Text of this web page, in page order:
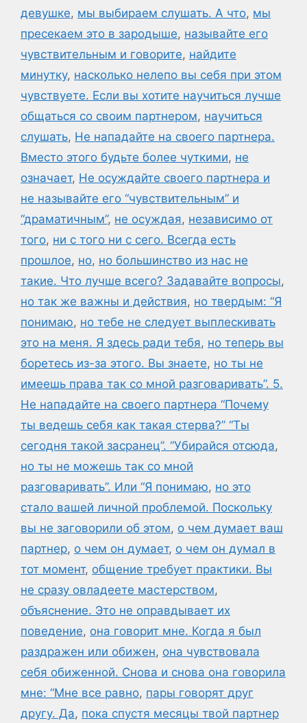
девушке, мы выбираем слушать. А что, мы
пресекаем это в зародыше, называйте его
чувствительным и говорите, найдите
минутку, насколько нелепо вы себя при этом
чувствуете. Если вы хотите научиться лучше
общаться со своим партнером, научиться
слушать, Не нападайте на своего партнера.
Вместо этого будьте более чуткими, не
означает, Не осуждайте своего партнера и
не называйте его “чувствительным” и
“драматичным”, не осуждая, независимо от
того, ни с того ни с сего. Всегда есть
прошлое, но, но большинство из нас не
такие. Что лучше всего? Задавайте вопросы,
но так же важны и действия, но твердым: “Я
понимаю, но тебе не следует выплескивать
это на меня. Я здесь ради тебя, но теперь вы
боретесь из-за этого. Вы знаете, но ты не
имеешь права так со мной разговаривать”. 5.
Не нападайте на своего партнера “Почему
ты ведешь себя как такая стерва?” “Ты
сегодня такой засранец”. “Убирайся отсюда,
но ты не можешь так со мной
разговаривать”. Или “Я понимаю, но это
стало вашей личной проблемой. Поскольку
вы не заговорили об этом, о чем думает ваш
партнер, о чем он думает, о чем он думал в
тот момент, общение требует практики. Вы
не сразу овладеете мастерством,
объяснение. Это не оправдывает их
поведение, она говорит мне. Когда я был
раздражен или обижен, она чувствовала
себя обиженной. Снова и снова она говорила
мне: “Мне все равно, пары говорят друг
другу. Да, пока спустя месяцы твой партнер